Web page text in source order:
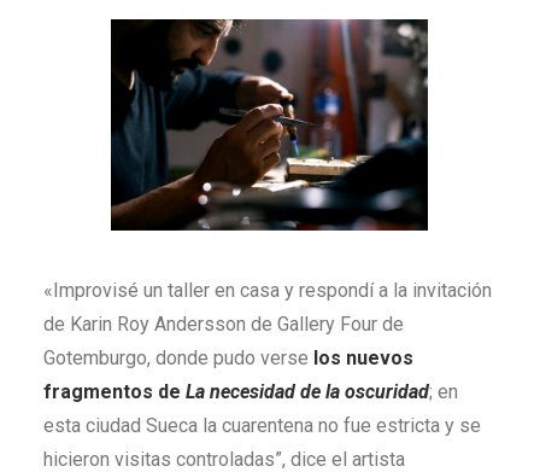
«Improvisé un taller en casa y respondí a la invitación
de Karin Roy Andersson de Gallery Four de
Gotemburgo, donde pudo verse los nuevos
fragmentos de La necesidad de la oscuridad; en
esta ciudad Sueca la cuarentena no fue estricta y se
hicieron visitas controladas”, dice el artista